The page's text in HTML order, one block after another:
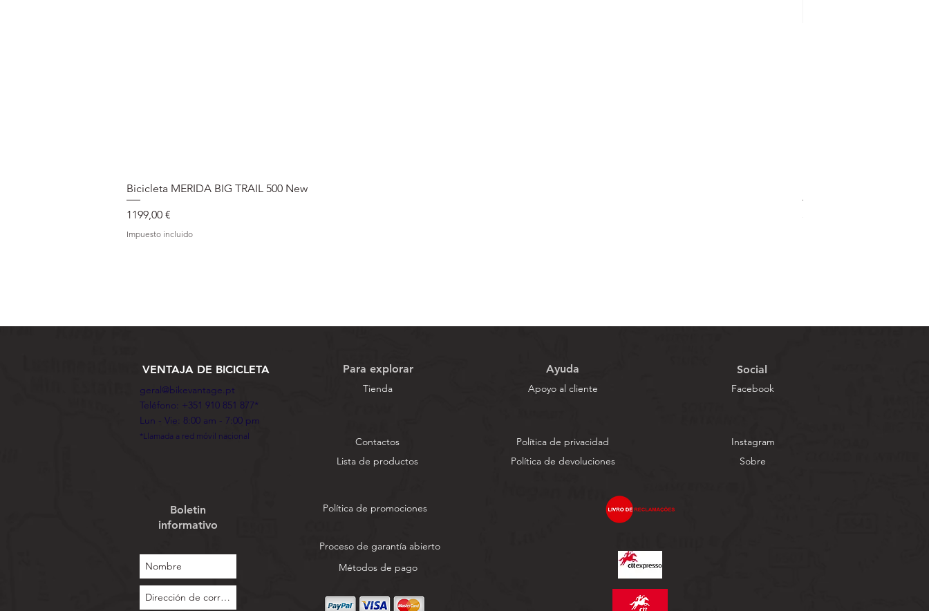
Bicicleta MERIDA BIG TRAIL 500 New
Precio
1199,00 €
Impuesto incluido
VENTAJA DE BICICLETA
geral@bikevantage.pt
Teléfono: +351 910 851 877*
Lun - Vie: 8:00 am - 7:00 pm
*Llamada a red móvil nacional
Para explorar
Tienda
Contactos
Lista de productos
Boletin
informativo
Política de promociones
Proceso de garantía abierto
Métodos de pago
Ayuda
Apoyo al cliente
Política de privacidad
Política de devoluciones
Social
Facebook
Instagram
Sobre